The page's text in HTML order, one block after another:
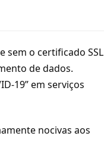
e sem o certificado SSL
dedados.
19” em serviços
nocivas aos